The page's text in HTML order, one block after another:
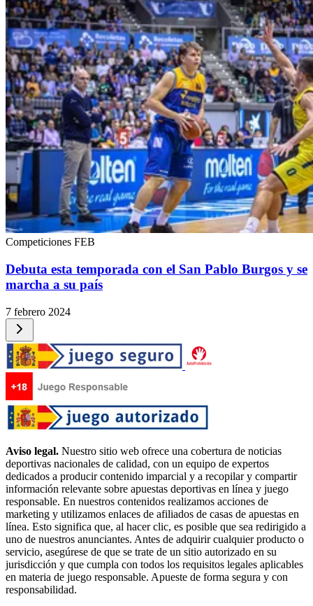
Competiciones FEB
Debuta esta temporada con el San Pablo Burgos y se
marcha a su país
7 febrero 2024
Aviso legal. Nuestro sitio web ofrece una cobertura de noticias
deportivas nacionales de calidad, con un equipo de expertos
dedicados a producir contenido imparcial y a recopilar y compartir
información relevante sobre apuestas deportivas en línea y juego
responsable. En nuestros contenidos realizamos acciones de
marketing y utilizamos enlaces de afiliados de casas de apuestas en
línea. Esto significa que, al hacer clic, es posible que sea redirigido a
uno de nuestros anunciantes. Antes de adquirir cualquier producto o
servicio, asegúrese de que se trate de un sitio autorizado en su
jurisdicción y que cumpla con todos los requisitos legales aplicables
en materia de juego responsable. Apueste de forma segura y con
responsabilidad.